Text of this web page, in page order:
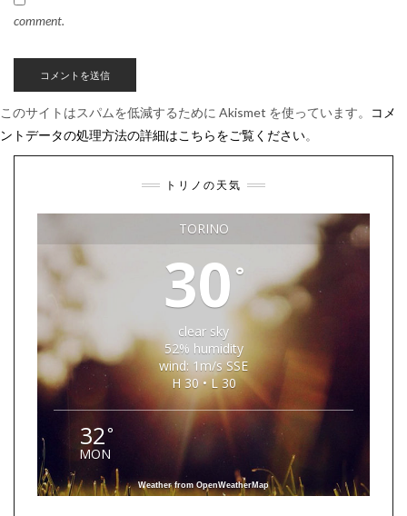
comment.
このサイトはスパムを低減するために Akismet を使っています。
コメ
ントデータの処理方法の詳細はこちらをご覧ください。
トリノの天気
TORINO
30 °
clear sky
52% humidity
wind: 1m/s SSE
H 30 • L 30
32°
MON
Weather from OpenWeatherMap